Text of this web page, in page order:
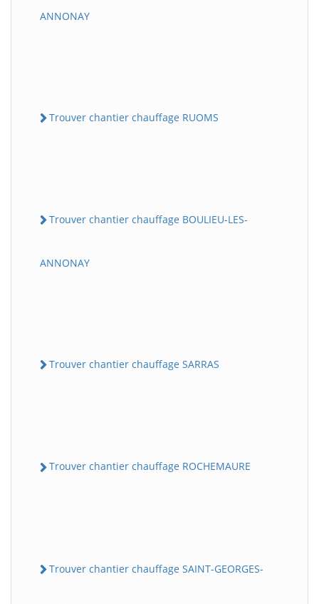
ANNONAY
Trouver chantier chauffage RUOMS
Trouver chantier chauffage BOULIEU-LES-
ANNONAY
Trouver chantier chauffage SARRAS
Trouver chantier chauffage ROCHEMAURE
Trouver chantier chauffage SAINT-GEORGES-